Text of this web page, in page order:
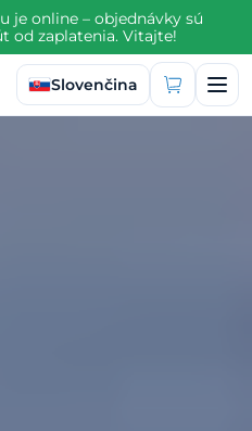
je online – objednávky sú
od zaplatenia. Vitajte!
Vybrať jazyk
Slovenčina